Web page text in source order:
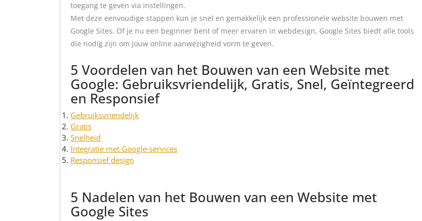
toegang te geven via instellingen.
Met deze eenvoudige stappen kun je snel en gemakkelijk een professionele website bouwen met
Google Sites. Of je nu een beginner bent of meer ervaren in webdesign, Google Sites biedt alle tools
die nodig zijn om jouw online aanwezigheid vorm te geven.
5 Voordelen van het Bouwen van een Website met
Google: Gebruiksvriendelijk, Gratis, Snel, Geïntegreerd
en Responsief
Gebruiksvriendelijk
Gratis
Snelheid
Integratie met Google-services
Responsief design
5 Nadelen van het Bouwen van een Website met
Google Sites